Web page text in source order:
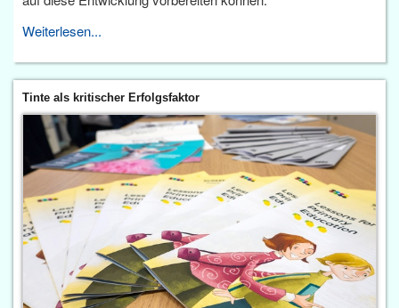
Weiterlesen...
Tinte als kritischer Erfolgsfaktor